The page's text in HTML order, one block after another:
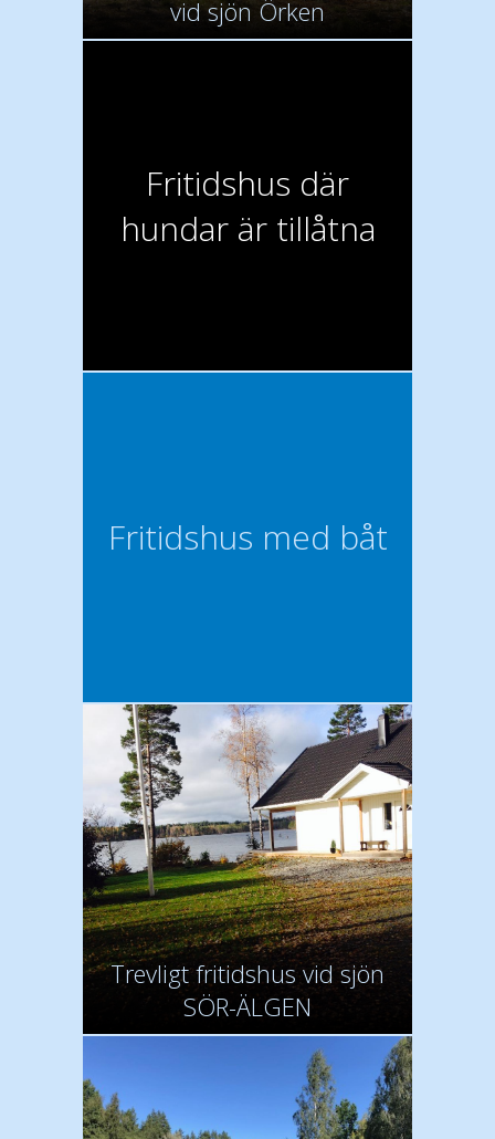
vid sjön Örken
Fritidshus där
hundar är tillåtna
Fritidshus med båt
Trevligt fritidshus vid sjön
SÖR-ÄLGEN